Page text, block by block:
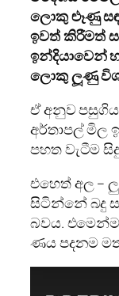
ලොකු ළූණු
ඉවත් කිරීමත්
ඉන්දියාවෙන්
ලොකුලූණු
ඒ අනුව
අර්තාපල්
පහත වැටීම
එහෙත් අල –
සිටින්නේ බදු
බවය.
ණය පදනම